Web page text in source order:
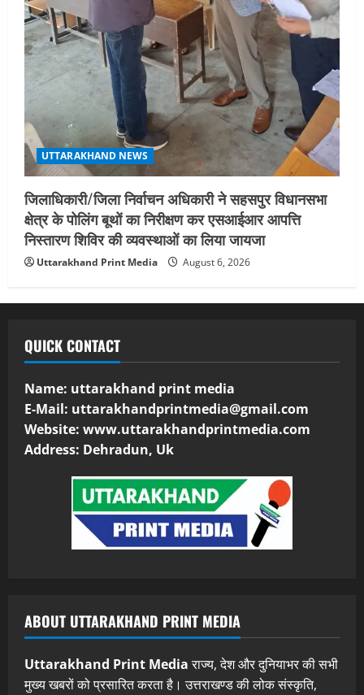
UTTARAKHAND NEWS
जिलाधिकारी/जिला निर्वाचन अधिकारी ने सहसपुर विधानसभा
क्षेत्र के पोलिंग बूथों का निरीक्षण कर एसआईआर आपत्ति
निस्तारण शिविर की व्यवस्थाओं का लिया जायजा
Uttarakhand Print Media August 6, 2026
QUICK CONTACT
Name: uttarakhand print media
E-Mail: uttarakhandprintmedia@gmail.com
Website: www.uttarakhandprintmedia.com
Address: Dehradun, Uk
ABOUT UTTARAKHAND PRINT MEDIA
Uttarakhand Print Mediaराज्य, देश और दुनियाभर की सभी
मुख्य खबरों को प्रसारित करता है। उत्तराखण्ड की लोक संस्कृति,